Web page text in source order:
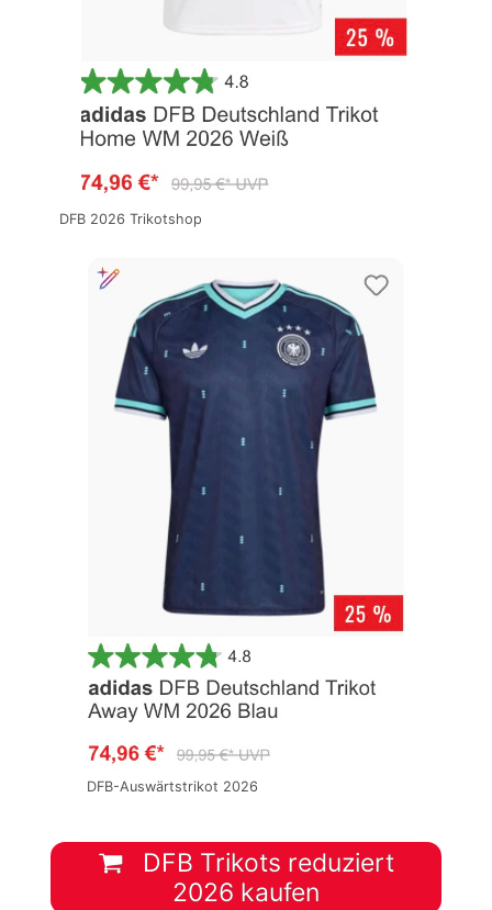
DFB 2026 Trikotshop
DFB-Auswärtstrikot 2026
DFB Trikots reduziert
2026 kaufen